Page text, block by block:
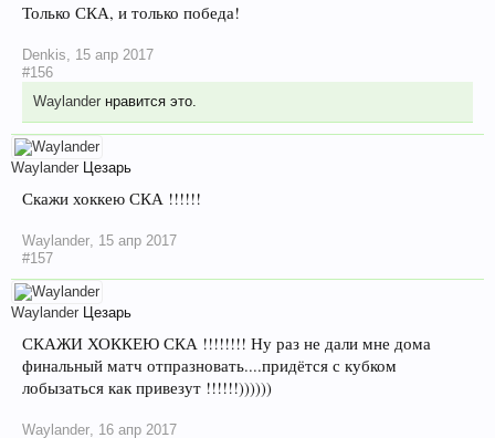
Только СКА, и только победа!
Denkis, 15 апр 2017
#156
Waylander нравится это.
Waylander Цезарь
Скажи хоккею СКА !!!!!!
Waylander, 15 апр 2017
#157
Waylander Цезарь
СКАЖИ ХОККЕЮ СКА !!!!!!!! Ну раз не дали мне дома
финальный матч отпразновать....придётся с кубком
лобызаться как привезут !!!!!!))))))
Waylander, 16 апр 2017